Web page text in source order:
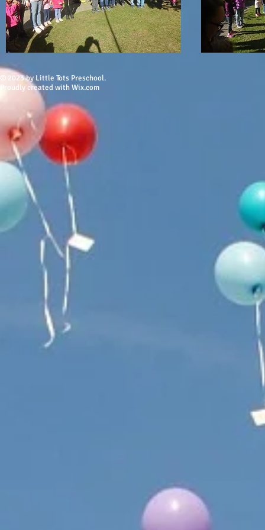
© 2023 by Little Tots Preschool.
Proudly created